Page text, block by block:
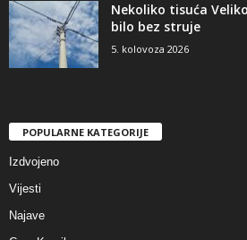
Nekoliko tisuća
bilo bez struje
5. kolovoza 2026
POPULARNE KATEGORIJE
Izdvojeno
Vijesti
Najave